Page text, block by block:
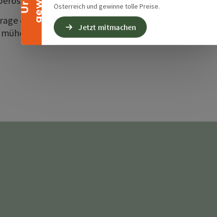
Österreich und gewinne tolle Preise.
Jetzt mitmachen
der Freiheit wird. Echt,
360°.